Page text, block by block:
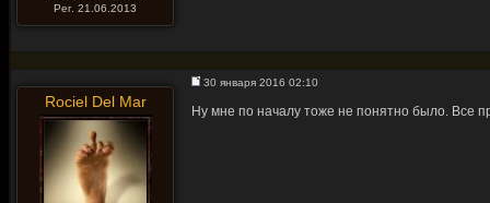
Рег. 21.06.2013
Rociel Del Mar
30 января 2016 02:10
Ну мне по началу тоже не понятно было. Все